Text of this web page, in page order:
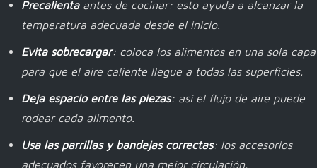
Precalientaantes de cocinar: esto ayuda a alcanzar la
temperatura adecuada desde el inicio.
Evita sobrecargar: coloca los alimentos en una sola capa
para que el aire caliente llegue a todas las superficies.
Deja espacio entre las piezas: así el flujo de aire puede
rodear cada alimento.
Usa las parrillas y bandejas correctas: los accesorios
adecuados favorecen una mejor circulación.